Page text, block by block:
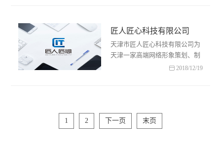
匠人匠心科技有限公司
天津市匠人匠心科技有限公司为
天津一家高端网络形象策划、制
作的原创设计中心.是一家专注于
 2018/12/19
1 2 下一页 末页